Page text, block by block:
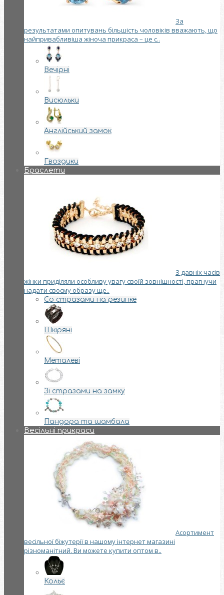
За
результатами опитувань більшість чоловіків вважають, що
найпривабливіша жіноча прикраса – це с..
Вечірні
Висюльки
Англійський замок
Гвоздики
Браслети
З давніх часів
жінки приділяли особливу увагу своїй зовнішності, прагнучи
надати своєму образу ще..
Со стразами на резинке
Шкіряні
Металеві
Зі стразами на замку
Пандора та шамбала
Весільні прикраси
Асортимент
весільної біжутерії в нашому інтернет магазині
різноманітний. Ви можете купити оптом в..
Кольє